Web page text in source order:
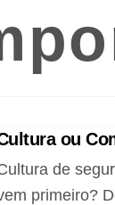
ou
de
primeiro?